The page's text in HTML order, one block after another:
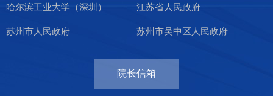
哈尔滨工业大学（深圳） 江苏省人民政府
苏州市人民政府 苏州市吴中区人民政府
院长信箱